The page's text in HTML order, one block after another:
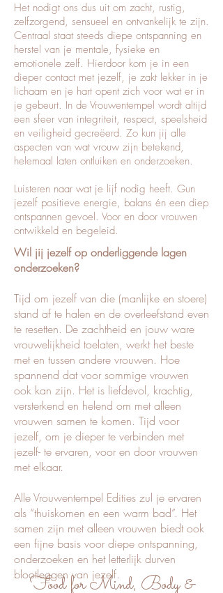
Het nodigt ons dus uit om zacht, rustig,
zelfzorgend, sensueel en ontvankelijk te zijn.
Centraal staat steeds diepe ontspanning en
herstel van je mentale, fysieke en
emotionele zelf. Hierdoor kom je in een
dieper contact met jezelf, je zakt lekker in je
lichaam en je hart opent zich voor wat er in
je gebeurt. In de Vrouwentempel wordt altijd
een sfeer van integriteit, respect, speelsheid
en veiligheid gecreëerd. Zo kun jij alle
aspecten van wat vrouw zijn betekend,
helemaal laten ontluiken en onderzoeken.
Luisteren naar wat je lijf nodig heeft. Gun
jezelf positieve energie, balans én een diep
ontspannen gevoel. Voor en door vrouwen
ontwikkeld en begeleid.
Wil jij jezelf op onderliggende lagen
onderzoeken?
Tijd om jezelf van die (manlijke en stoere)
stand af te halen en de overleefstand even
te resetten. De zachtheid en jouw ware
vrouwelijkheid toelaten, werkt het beste
met en tussen andere vrouwen. Hoe
spannend dat voor sommige vrouwen
ook kan zijn. Het is liefdevol, krachtig,
versterkend en helend om met alleen
vrouwen samen te komen. Tijd voor
jezelf, om je dieper te verbinden met
jezelf- te ervaren, voor en door vrouwen
met elkaar.
Alle Vrouwentempel Edities zul je ervaren
als “thuiskomen en een warm bad”. Het
samen zijn met alleen vrouwen biedt ook
een fijne basis voor diepe ontspanning,
onderzoeken en het letterlijk durven
blootleggen van jezelf.
Food for Mind, Body &